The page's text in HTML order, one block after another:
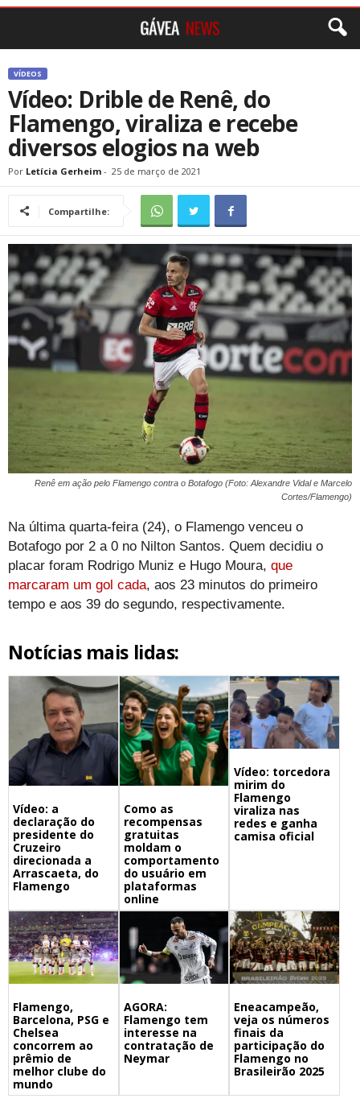
VÍDEOS
Vídeo: Drible de Renê, do
Flamengo, viraliza e recebe
diversos elogios na web
Por Letícia Gerheim - 25 de março de 2021
Compartilhe:
Renê em ação pelo Flamengo contra o Botafogo (Foto: Alexandre Vidal e Marcelo
Cortes/Flamengo)
Na última quarta-feira (24), o Flamengo venceu o
Botafogo por 2 a 0 no Nilton Santos. Quem decidiu o
placar foram Rodrigo Muniz e Hugo Moura, que
marcaram um gol cada, aos 23 minutos do primeiro
tempo e aos 39 do segundo, respectivamente.
Notícias mais lidas:
Vídeo: a
declaração do
presidente do
Cruzeiro
direcionada a
Arrascaeta, do
Flamengo
Como as
recompensas
gratuitas
moldam o
comportamento
do usuário em
plataformas
online
Vídeo: torcedora
mirim do
Flamengo
viraliza nas
redes e ganha
camisa oficial
Flamengo,
Barcelona, PSG e
Chelsea
concorrem ao
prêmio de
melhor clube do
mundo
AGORA:
Flamengo tem
interesse na
contratação de
Neymar
Eneacampeão,
veja os números
finais da
participação do
Flamengo no
Brasileirão 2025